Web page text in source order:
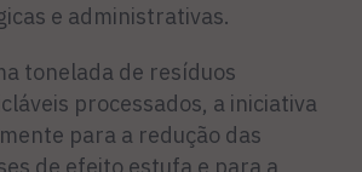
e administrativas.
tonelada de resíduos
processados, a iniciativa
para a redução das
de efeito estufa e para a